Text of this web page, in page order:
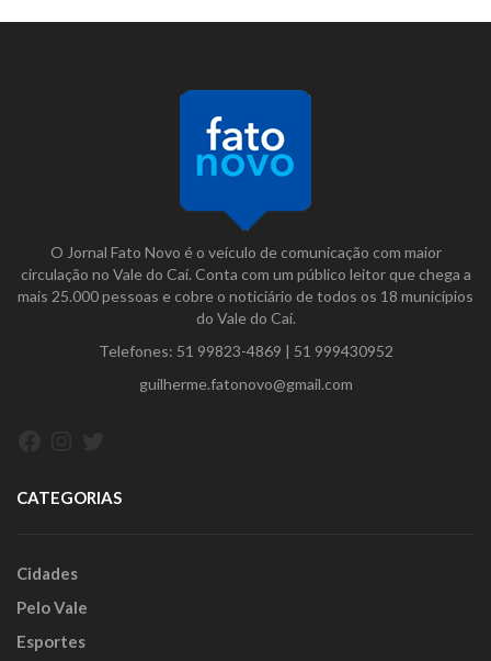
O Jornal Fato Novo é o veículo de comunicação com maior
circulação no Vale do Caí. Conta com um público leitor que chega a
mais 25.000 pessoas e cobre o noticiário de todos os 18 municípios
do Vale do Caí.
Telefones: 51 99823-4869 | 51 999430952
guilherme.fatonovo@gmail.com
CATEGORIAS
Cidades
Pelo Vale
Esportes